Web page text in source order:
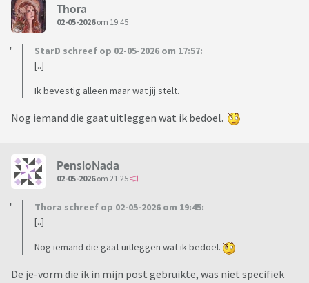
Thora
02-05-2026om 19:45
StarD schreef op 02-05-2026 om 17:57:
[..]
Ik bevestig alleen maar wat jij stelt.
Nog iemand die gaat uitleggen wat ik bedoel.
PensioNada
02-05-2026om 21:25
Thora schreef op 02-05-2026 om 19:45:
[..]
Nog iemand die gaat uitleggen wat ik bedoel.
De je-vorm die ik in mijn post gebruikte, was niet specifiek